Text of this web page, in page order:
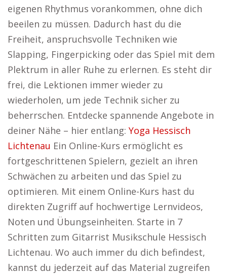
eigenen Rhythmus vorankommen, ohne dich
beeilen zu müssen. Dadurch hast du die
Freiheit, anspruchsvolle Techniken wie
Slapping, Fingerpicking oder das Spiel mit dem
Plektrum in aller Ruhe zu erlernen. Es steht dir
frei, die Lektionen immer wieder zu
wiederholen, um jede Technik sicher zu
beherrschen. Entdecke spannende Angebote in
deiner Nähe – hier entlang: Yoga Hessisch
Lichtenau Ein Online-Kurs ermöglicht es
fortgeschrittenen Spielern, gezielt an ihren
Schwächen zu arbeiten und das Spiel zu
optimieren. Mit einem Online-Kurs hast du
direkten Zugriff auf hochwertige Lernvideos,
Noten und Übungseinheiten. Starte in 7
Schritten zum Gitarrist Musikschule Hessisch
Lichtenau. Wo auch immer du dich befindest,
kannst du jederzeit auf das Material zugreifen